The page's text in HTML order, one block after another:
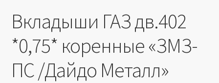
Вкладыши ГАЗ дв.402
*0,75* коренные «ЗМЗ-
ПС /Дайдо Металл»